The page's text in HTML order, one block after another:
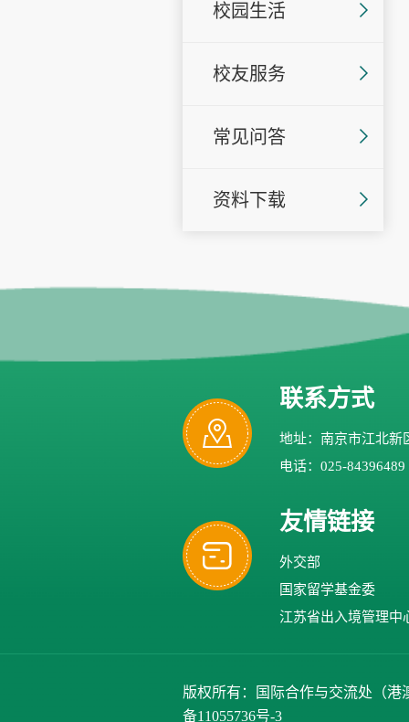
校园生活
校友服务
常见问答
资料下载
联系方式
地址：南京市江北新
电话：025-84396489
友情链接
外交部
国家留学基金委
江苏省出入境管理中
版权所有：国际合作与交流处（港
备11055736号-3